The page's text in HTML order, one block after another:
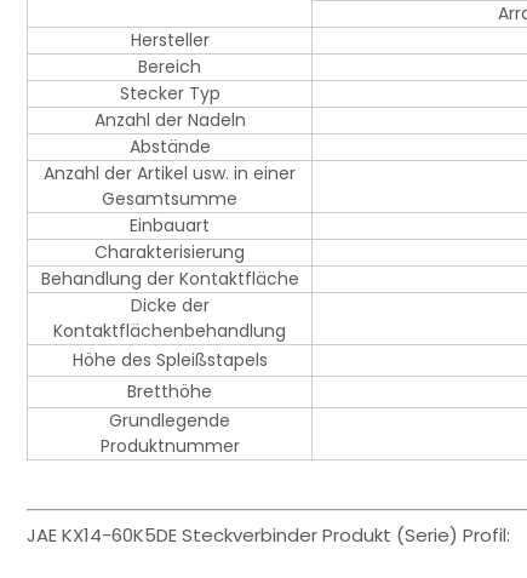
Hersteller
Bereich
Stecker Typ
Anzahl der Nadeln
Abstände
Anzahl der Artikel usw. in einer
Gesamtsumme
Einbauart
Charakterisierung
Behandlung der Kontaktfläche
Dicke der
Kontaktflächenbehandlung
Höhe des Spleißstapels
Bretthöhe
Grundlegende
Produktnummer
JAE KX14-60K5DE Steckverbinder Produkt (Serie) Profil: